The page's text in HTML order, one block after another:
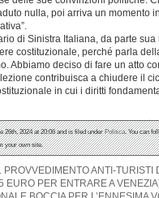
nulla, poi arriva un momento
di Sinistra Italiana, da parte
costituzionale, perché parla
Abbiamo deciso di fare un atto
contribuisca a chiudere il
in cui i diritti
26th, 2024 at 20:06 and is filed underPolitica. You can
your own site.
PROVVEDIMENTO ANTI-
EURO PER ENTRARE A